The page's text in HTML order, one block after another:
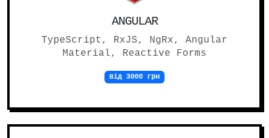
ANGULAR
TypeScript, RxJS, NgRx, Angular
Material, Reactive Forms
від 3000 грн